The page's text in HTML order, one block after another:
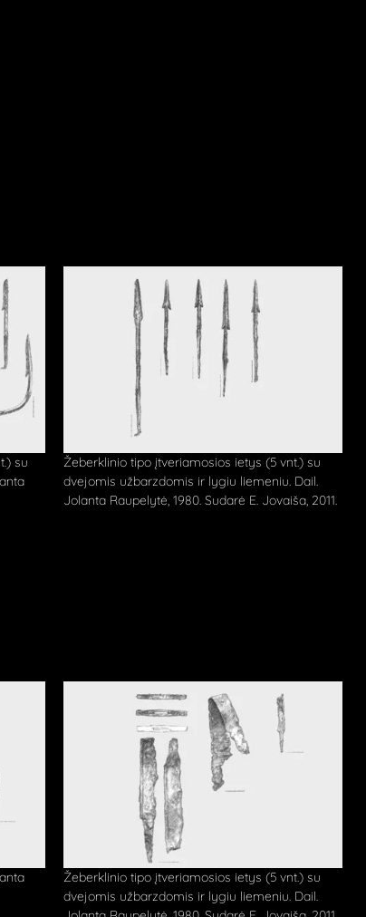
su
Žeberklinio tipo įtveriamosios ietys (5 vnt.) su
dvejomis užbarzdomis ir lygiu liemeniu. Dail.
Jolanta Raupelytė, 1980. Sudarė E. Jovaiša, 2011.
Žeberklinio tipo įtveriamosios ietys (5 vnt.) su
dvejomis užbarzdomis ir lygiu liemeniu. Dail.